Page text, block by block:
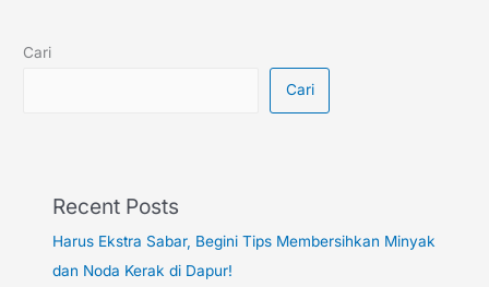
Cari
Cari
Recent Posts
Harus Ekstra Sabar, Begini Tips Membersihkan Minyak
dan Noda Kerak di Dapur!